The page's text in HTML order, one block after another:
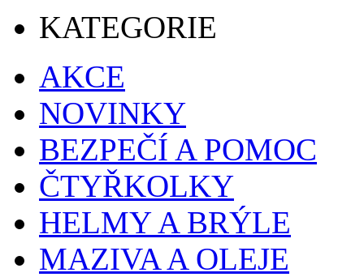
KATEGORIE
AKCE
NOVINKY
BEZPEČÍ A POMOC
ČTYŘKOLKY
HELMY A BRÝLE
MAZIVA A OLEJE